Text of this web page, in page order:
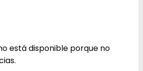
está disponible porque no